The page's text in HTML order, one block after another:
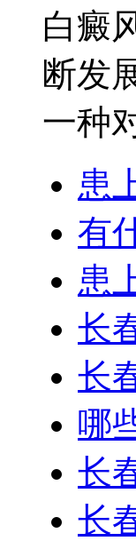
白癜
断发
一种
患
有
患
长
长
哪
长
长